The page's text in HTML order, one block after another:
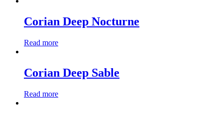
Corian Deep Nocturne
Read more
Corian Deep Sable
Read more